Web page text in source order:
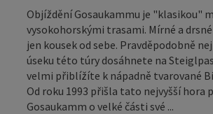
Objíždění Gosaukammu je "klasikou"
vysokohorskými trasami. Mírné a
jen kousek od sebe. Pravděpodobně
úseku této túry dosáhnete na
velmi přiblížíte k nápadně tvarované
Od roku 1993 přišla tato nejvyšší hora
Gosaukamm o velké části své ...